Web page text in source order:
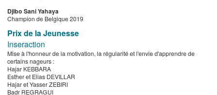
Djibo Sani Yahaya
Champion de Belgique 2019
Prix de la Jeunesse
Inseraction
Mise à l'honneur de la motivation, la régularité et l'envie d'apprendre de
certains nageurs :
Hajar KEBBARA
Esther et Elias DEVILLAR
Hajar et Yasser ZEBIRI
Badr REGRAGUI